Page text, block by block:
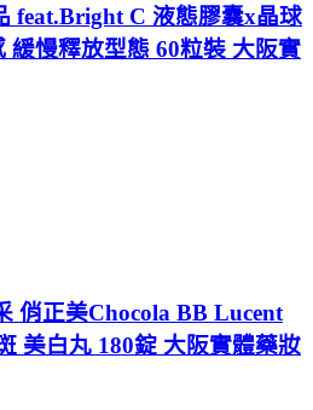
feat.Bright C 液態膠囊x晶球
緩慢釋放型態 60粒裝 大阪實
俏正美Chocola BB Lucent
美白丸 180錠 大阪實體藥妝